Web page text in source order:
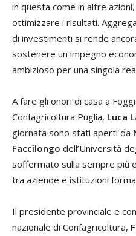
in questa come in altre
ottimizzare i risultati.
di investimenti si rende
sostenere un impegno
ambizioso per una singola
A fare gli onori di casa a
Confagricoltura Puglia, Luca
giornata sono stati aperti da
Faccilongo dell’Università
soffermato sulla sempre più
tra aziende e istituzioni
Il presidente provinciale e
nazionale di Confagricoltura,